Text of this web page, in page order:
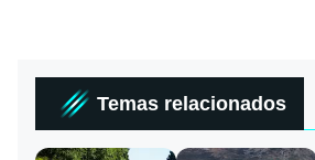
Temas relacionados